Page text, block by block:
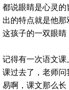
都说眼睛是心灵的
出的特点就是他
这孩子的一双眼睛
记得有一次语文
课过去了，老师
易啊，课文那么长